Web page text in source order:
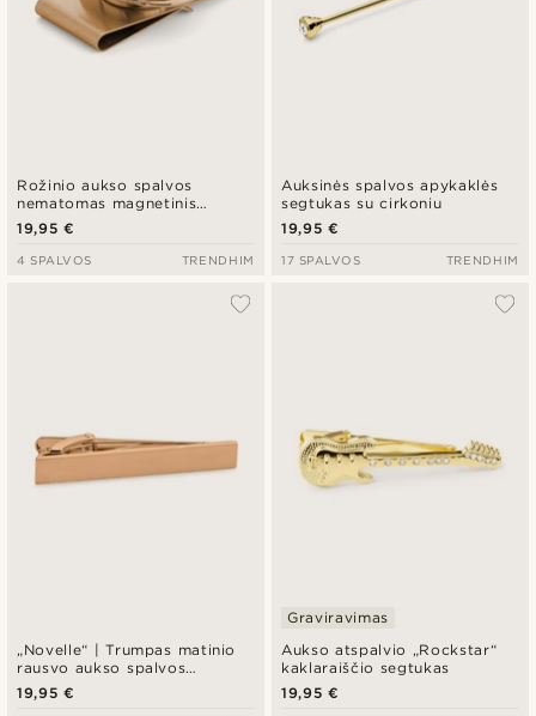
Rožinio aukso spalvos
nematomas magnetinis
kaklaraiščio segtukas
19,95 €
4 SPALVOS TRENDHIM
Auksinės spalvos apykaklės
segtukas su cirkoniu
19,95 €
17 SPALVOS TRENDHIM
„Novelle“ | Trumpas matinio
rausvo aukso spalvos
kaklaraiščio segtukas
19,95 €
Aukso atspalvio „Rockstar“
kaklaraiščio segtukas
Graviravimas
19,95 €